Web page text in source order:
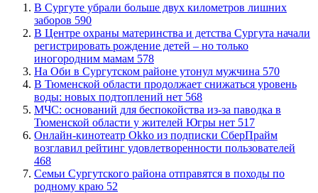
​В Сургуте убрали больше двух километров лишних
заборов 590
​В Центре охраны материнства и детства Сургута начали
регистрировать рождение детей – но только
иногородним мамам 578
​На Оби в Сургутском районе утонул мужчина 570
​В Тюменской области продолжает снижаться уровень
воды: новых подтоплений нет 568
​МЧС: оснований для беспокойства из-за паводка в
Тюменской области у жителей Югры нет 517
​Онлайн-кинотеатр Okko из подписки СберПрайм
возглавил рейтинг удовлетворенности пользователей
468
​Семьи Сургутского района отправятся в походы по
родному краю 52